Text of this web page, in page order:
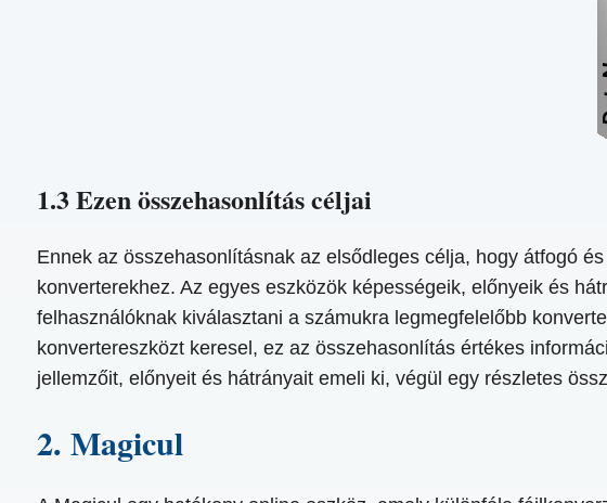
1.3 Ezen összehasonlítás céljai
Ennek az összehasonlításnak az elsődleges célja, hogy átfogó
konverterekhez. Az egyes eszközök képességeik, előnyeik és
felhasználóknak kiválasztani a számukra legmegfelelőbb
konvertereszközt keresel, ez az összehasonlítás értékes
jellemzőit, előnyeit és hátrányait emeli ki, végül egy részletes
2. Magicul